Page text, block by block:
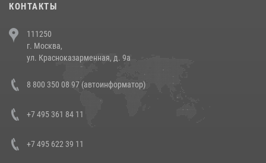
напавших на бригаду скорой помощи (видео)
14 июля 2026, 12:20
В Росгвардии прошла военно-научная конференция по обобщению
боевого опыта
КОНТАКТЫ
111250
г. Москва,
ул. Красноказарменная, д. 9а
8 800 350 08 97 (автоинформатор)
+7 495 361 84 11
+7 495 622 39 11